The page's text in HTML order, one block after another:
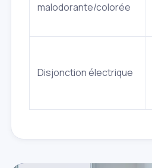
malodorante/colorée
Disjonction électrique